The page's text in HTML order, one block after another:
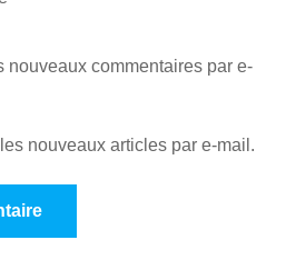
nouveaux commentaires par e-
nouveaux articles par e-mail.